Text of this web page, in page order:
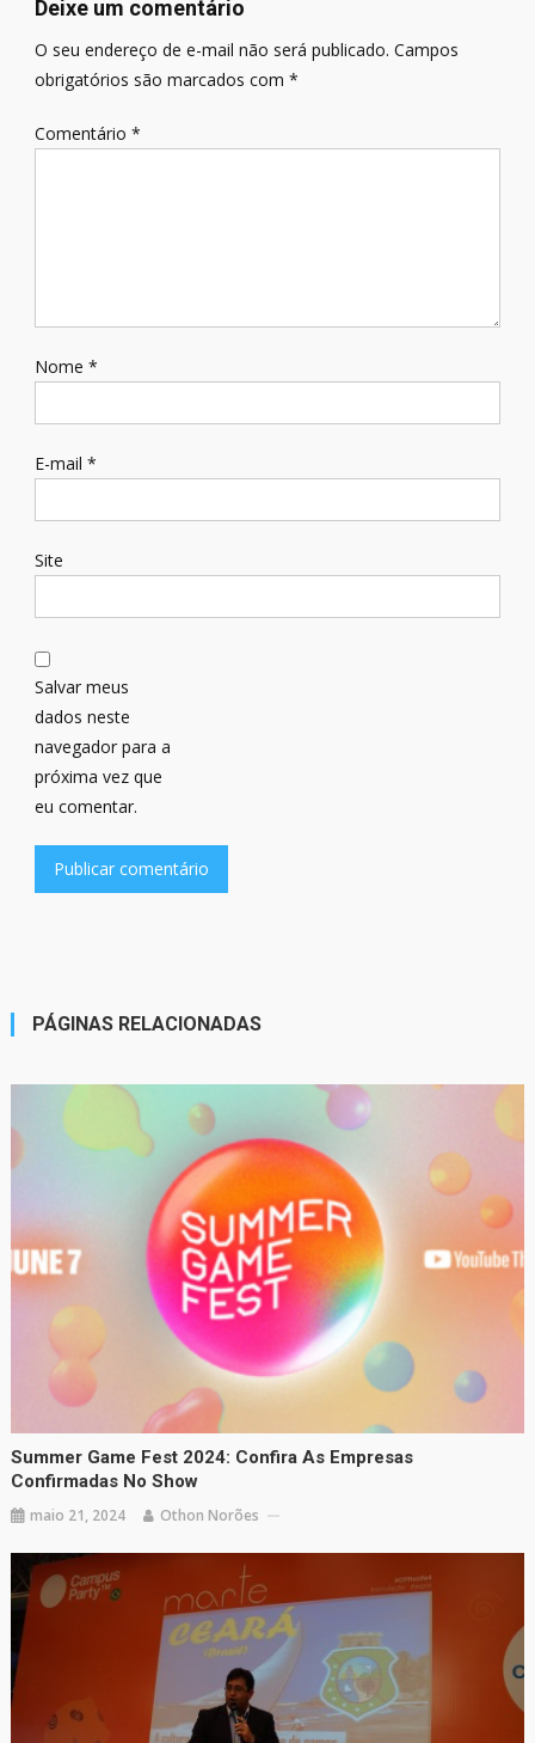
Deixe um comentário
O seu endereço de e-mail não será publicado. Campos
obrigatórios são marcados com *
Comentário *
Nome *
E-mail *
Site
Salvar meus
dados neste
navegador para a
próxima vez que
eu comentar.
PÁGINAS RELACIONADAS
Summer Game Fest 2024: Confira As Empresas
Confirmadas No Show
maio 21, 2024 Othon Norões